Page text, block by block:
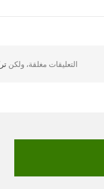
التعليقات مغلقة، ولكن